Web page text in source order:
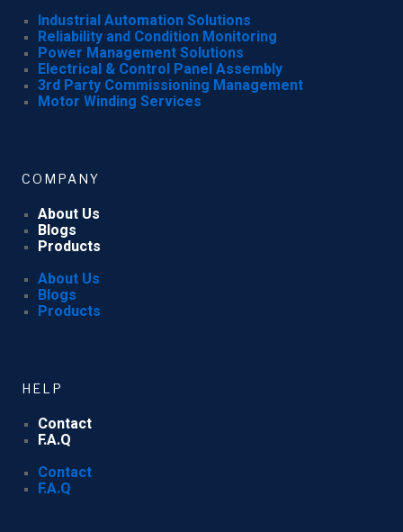
Industrial Automation Solutions
Reliability and Condition Monitoring
Power Management Solutions
Electrical & Control Panel Assembly
3rd Party Commissioning Management
Motor Winding Services
COMPANY
About Us
Blogs
Products
About Us
Blogs
Products
HELP
Contact
F.A.Q
Contact
F.A.Q